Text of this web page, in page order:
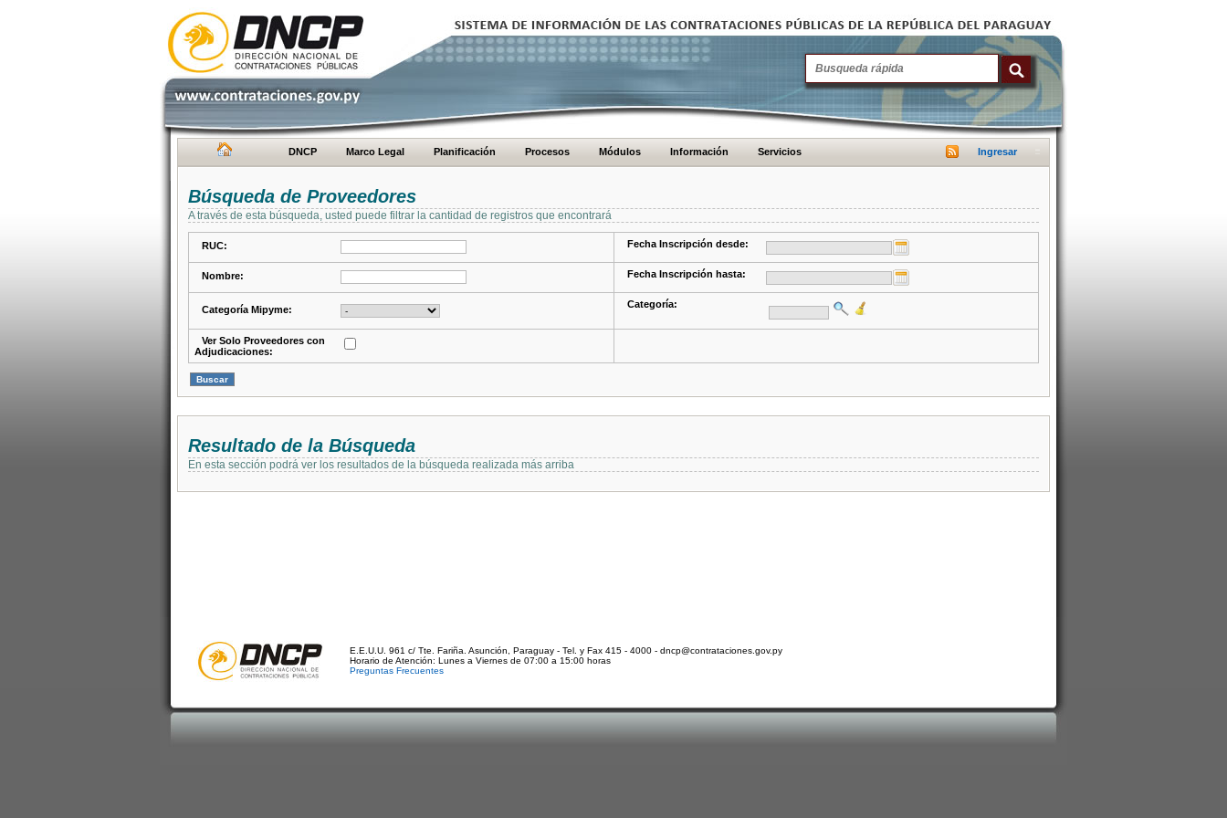
DNCP Marco Legal Planificación Procesos Módulos Información Servicios Ingresar
Búsqueda de Proveedores
A través de esta búsqueda, usted puede filtrar la cantidad de registros que encontrará
RUC: Fecha Inscripción desde:
Nombre: Fecha Inscripción hasta:
Categoría Mipyme: Categoría:
Ver Solo Proveedores con
Adjudicaciones:
Resultado de la Búsqueda
En esta sección podrá ver los resultados de la búsqueda realizada más arriba
E.E.U.U. 961 c/ Tte. Fariña. Asunción, Paraguay - Tel. y Fax 415 - 4000 - dncp@contrataciones.gov.py
Horario de Atención: Lunes a Viernes de 07:00 a 15:00 horas
Preguntas Frecuentes